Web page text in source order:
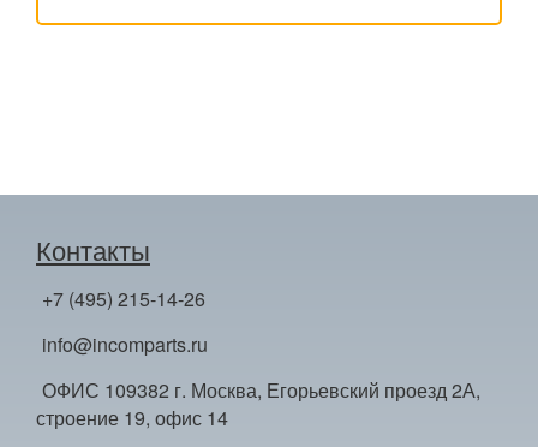
Контакты
+7 (495) 215-14-26
info@incomparts.ru
ОФИС 109382 г. Москва, Егорьевский проезд 2А,
строение 19, офис 14